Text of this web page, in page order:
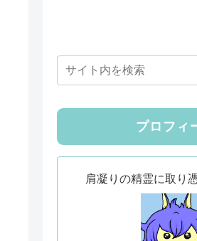
プロフィ
肩凝りの精霊に取り